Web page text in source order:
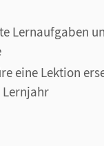
Lernaufgaben
eine Lektion
Lernjahr